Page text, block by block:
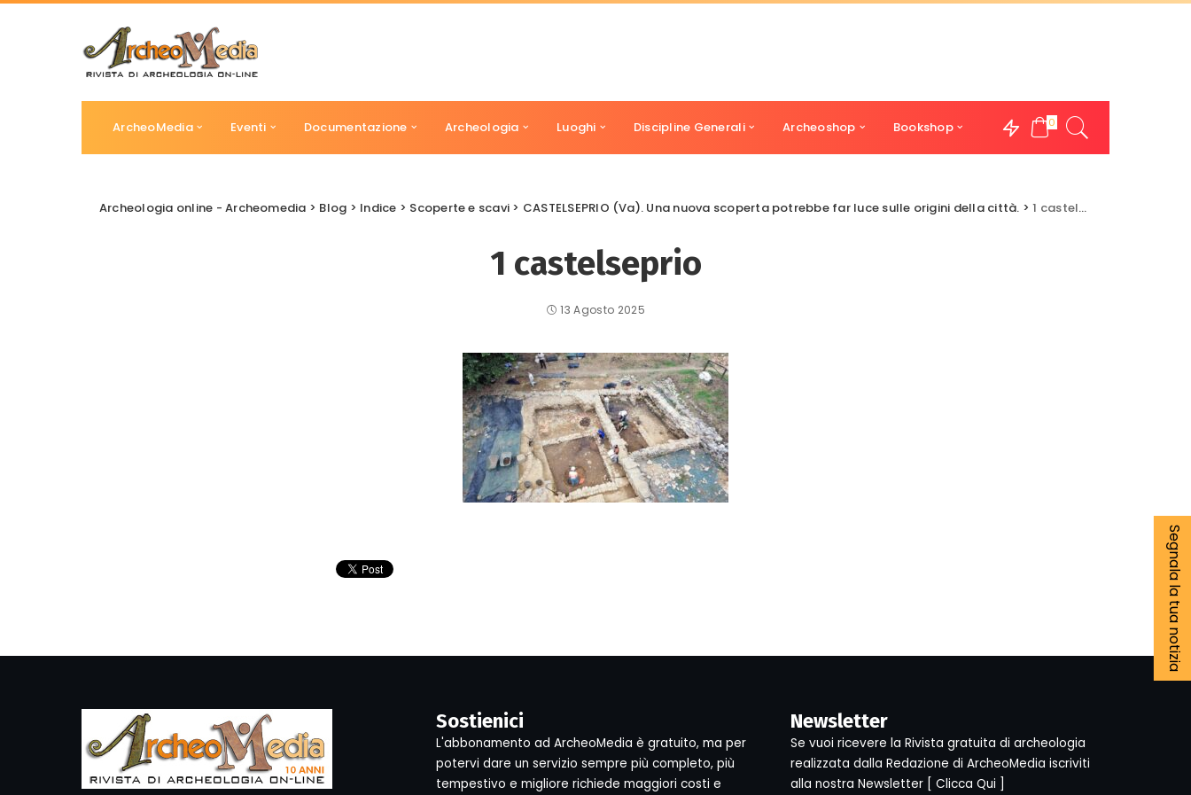
ArcheoMedia Eventi Documentazione Archeologia Luoghi Discipline Generali Archeoshop Bookshop 0
Archeologia online - Archeomedia > Blog > Indice > Scoperte e scavi > CASTELSEPRIO (Va). Una nuova scoperta potrebbe far luce sulle origini della città. >1 castelseprio
1 castelseprio
13 Agosto 2025
Segnala la tua notizia
Sostienici
L'abbonamento ad ArcheoMedia è gratuito, ma per
potervi dare un servizio sempre più completo, più
tempestivo e migliore richiede maggiori costi e
Newsletter
Se vuoi ricevere la Rivista gratuita di archeologia
realizzata dalla Redazione di ArcheoMedia iscriviti
alla nostra Newsletter [ Clicca Qui ]